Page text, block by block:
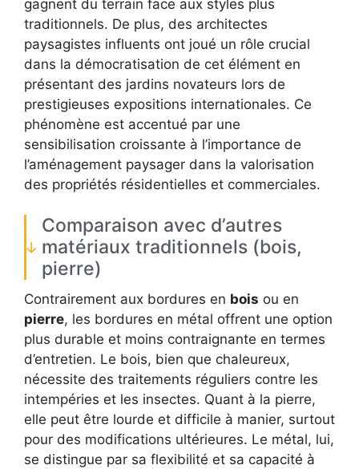
gagnent du terrain face aux styles plus
traditionnels. De plus, des architectes
paysagistes influents ont joué un rôle crucial
dans la démocratisation de cet élément en
présentant des jardins novateurs lors de
prestigieuses expositions internationales. Ce
phénomène est accentué par une
sensibilisation croissante à l’importance de
l’aménagement paysager dans la valorisation
des propriétés résidentielles et commerciales.
Comparaison avec d’autres
matériaux traditionnels (bois,
pierre)
Contrairement aux bordures en bois ou en
pierre, les bordures en métal offrent une option
plus durable et moins contraignante en termes
d’entretien. Le bois, bien que chaleureux,
nécessite des traitements réguliers contre les
intempéries et les insectes. Quant à la pierre,
elle peut être lourde et difficile à manier, surtout
pour des modifications ultérieures. Le métal, lui,
se distingue par sa flexibilité et sa capacité à